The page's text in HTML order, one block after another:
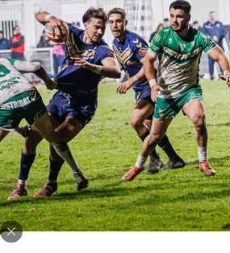
Super XIII – Les Olympiens triomphent face